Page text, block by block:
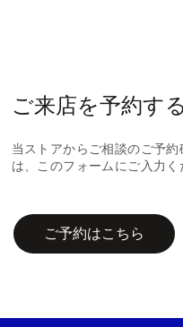
ご来店を予約する
当ストアからご相談のご予
は、このフォームにご入力く
ご予約はこちら